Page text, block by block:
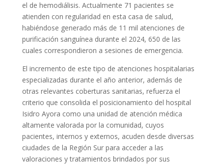
el de hemodiálisis. Actualmente 71 pacientes se
atienden con regularidad en esta casa de salud,
habiéndose generado más de 11 mil atenciones de
purificación sanguínea durante el 2024, 650 de las
cuales correspondieron a sesiones de emergencia.
El incremento de este tipo de atenciones hospitalarias
especializadas durante el año anterior, además de
otras relevantes coberturas sanitarias, refuerza el
criterio que consolida el posicionamiento del hospital
Isidro Ayora como una unidad de atención médica
altamente valorada por la comunidad, cuyos
pacientes, internos y externos, acuden desde diversas
ciudades de la Región Sur para acceder a las
valoraciones y tratamientos brindados por sus